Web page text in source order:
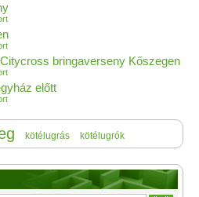
bringaverseny Kőszegen
előtt
kötélugrás kötélugrók